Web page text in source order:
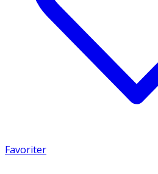
Favoriter